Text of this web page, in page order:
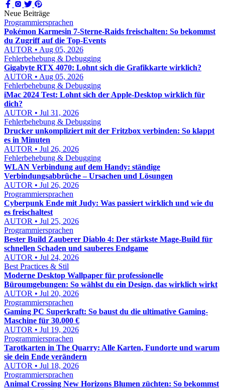
Neue Beiträge
Programmiersprachen
Pokémon Karmesin 7-Sterne-Raids freischalten: So bekommst
du Zugriff auf die Top-Events
AUTOR • Aug 05, 2026
Fehlerbehebung & Debugging
Gigabyte RTX 4070: Lohnt sich die Grafikkarte wirklich?
AUTOR • Aug 05, 2026
Fehlerbehebung & Debugging
iMac 2024 Test: Lohnt sich der Apple-Desktop wirklich für
dich?
AUTOR • Jul 31, 2026
Fehlerbehebung & Debugging
Drucker unkompliziert mit der Fritzbox verbinden: So klappt
es in Minuten
AUTOR • Jul 26, 2026
Fehlerbehebung & Debugging
WLAN Verbindung auf dem Handy: ständige
Verbindungsabbrüche – Ursachen und Lösungen
AUTOR • Jul 26, 2026
Programmiersprachen
Cyberpunk Ende mit Judy: Was passiert wirklich und wie du
es freischaltest
AUTOR • Jul 25, 2026
Programmiersprachen
Bester Build Zauberer Diablo 4: Der stärkste Mage-Build für
schnellen Schaden und sauberes Endgame
AUTOR • Jul 24, 2026
Best Practices & Stil
Moderne Desktop Wallpaper für professionelle
Büroumgebungen: So wählst du ein Design, das wirklich wirkt
AUTOR • Jul 20, 2026
Programmiersprachen
Gaming PC Superkraft: So baust du die ultimative Gaming-
Maschine für 30.000 €
AUTOR • Jul 19, 2026
Programmiersprachen
Tarotkarten in The Quarry: Alle Karten, Fundorte und warum
sie dein Ende verändern
AUTOR • Jul 18, 2026
Programmiersprachen
Animal Crossing New Horizons Blumen züchten: So bekommst